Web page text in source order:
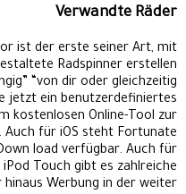
Verwandte Räder
ist der erste seiner Art, mit
Radspinner erstellen
“von dir oder gleichzeitig
jetzt ein benutzerdefiniertes
kostenlosen Online-Tool zur
Auch für iOS steht Fortunate
load verfügbar. Auch für
Touch gibt es zahlreiche
Werbung in der weiter